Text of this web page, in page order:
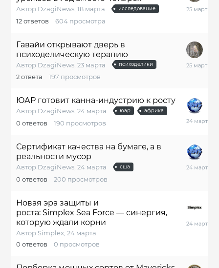
Автор DzagiNews 18 марта исследование
12ответов 604 просмотра
25
Гавайи открывают дверь в
психоделическую терапию
Автор DzagiNews 23 марта психоделики
2ответа 197 просмотров
25
ЮАР готовит канна-индустрию к росту
Автор DzagiNews, 24 марта юар африка
0 ответов 190 просмотров
24
Сертификат качества на бумаге, а в
реальности мусор
Автор DzagiNews 24 марта сша
0 ответов 200 просмотров
24
Новая эра защиты и
роста: Simplex Sea Force — синергия,
которую ждали корни
Автор Simplex 24 марта
0 ответов 0 просмотров
24
марта